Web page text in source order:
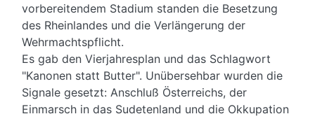
vorbereitendem Stadium standen die Besetzung
des Rheinlandes und die Verlängerung der
Wehrmachtspflicht.
Es gab den Vierjahresplan und das Schlagwort
"Kanonen statt Butter". Unübersehbar wurden die
Signale gesetzt: Anschluß Österreichs, der
Einmarsch in das Sudetenland und die Okkupation